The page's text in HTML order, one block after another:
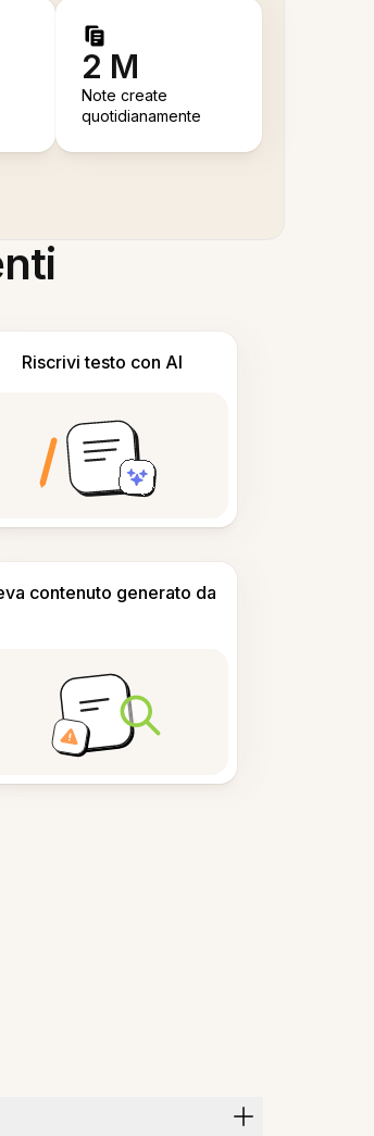
2 M
Note create
quotidianamente
Riscrivi testo con AI
contenuto generato da